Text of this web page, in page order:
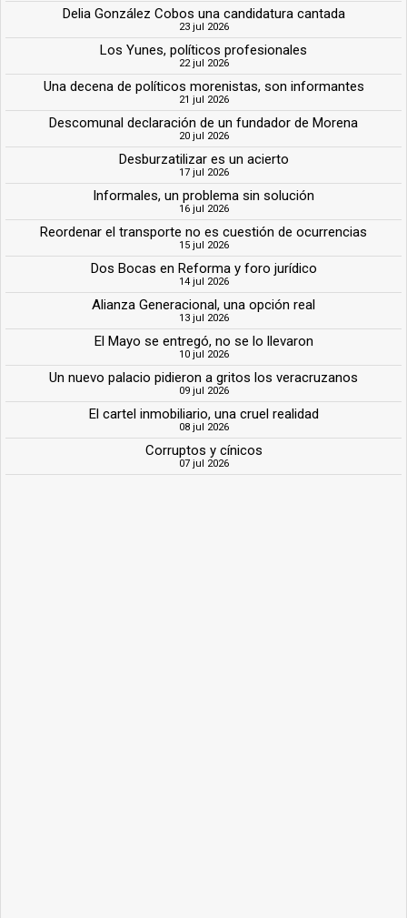
Delia González Cobos una candidatura cantada
23 jul 2026
Los Yunes, políticos profesionales
22 jul 2026
Una decena de políticos morenistas, son informantes
21 jul 2026
Descomunal declaración de un fundador de Morena
20 jul 2026
Desburzatilizar es un acierto
17 jul 2026
Informales, un problema sin solución
16 jul 2026
Reordenar el transporte no es cuestión de ocurrencias
15 jul 2026
Dos Bocas en Reforma y foro jurídico
14 jul 2026
Alianza Generacional, una opción real
13 jul 2026
El Mayo se entregó, no se lo llevaron
10 jul 2026
Un nuevo palacio pidieron a gritos los veracruzanos
09 jul 2026
El cartel inmobiliario, una cruel realidad
08 jul 2026
Corruptos y cínicos
07 jul 2026